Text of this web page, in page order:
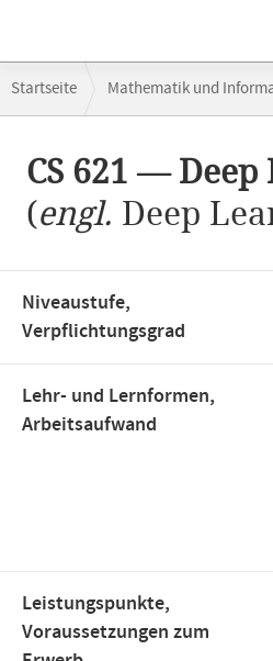
Navigation
Startseite Mathematik und
CS 621 —
(engl. Deep
Niveaustufe,
Verpflichtungsgrad
Lehr- und Lernformen,
Arbeitsaufwand
Leistungspunkte,
Voraussetzungen zum